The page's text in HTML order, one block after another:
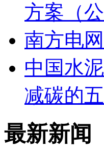
方案（
南方电
中国水
减碳的
最新新闻